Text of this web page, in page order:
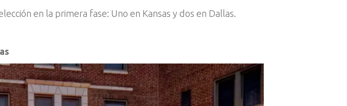
en la primera fase: Uno en Kansas y dos en Dallas.